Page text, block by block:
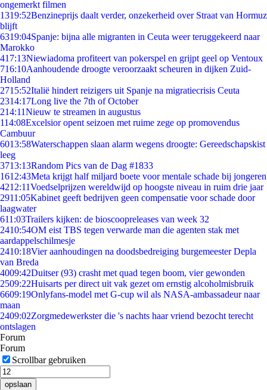
ongemerkt filmen
1319:52Benzineprijs daalt verder, onzekerheid over Straat van Hormuz
blijft
6319:04Spanje: bijna alle migranten in Ceuta weer teruggekeerd naar
Marokko
417:13Niewiadoma profiteert van pokerspel en grijpt geel op Ventoux
716:10Aanhoudende droogte veroorzaakt scheuren in dijken Zuid-
Holland
2715:52Italië hindert reizigers uit Spanje na migratiecrisis Ceuta
2314:17Long live the 7th of October
214:11Nieuw te streamen in augustus
114:08Excelsior opent seizoen met ruime zege op promovendus
Cambuur
6013:58Waterschappen slaan alarm wegens droogte: Gereedschapskist
leeg
3713:13Random Pics van de Dag #1833
1612:43Meta krijgt half miljard boete voor mentale schade bij jongeren
4212:11Voedselprijzen wereldwijd op hoogste niveau in ruim drie jaar
2911:05Kabinet geeft bedrijven geen compensatie voor schade door
laagwater
611:03Trailers kijken: de bioscoopreleases van week 32
2410:54OM eist TBS tegen verwarde man die agenten stak met
aardappelschilmesje
2410:18Vier aanhoudingen na doodsbedreiging burgemeester Depla
van Breda
4009:42Duitser (93) crasht met quad tegen boom, vier gewonden
2509:22Huisarts per direct uit vak gezet om ernstig alcoholmisbruik
6609:19Onlyfans-model met G-cup wil als NASA-ambassadeur naar
maan
2409:02Zorgmedewerkster die 's nachts haar vriend bezocht terecht
ontslagen
Forum
Forum
Scrollbar gebruiken
opslaan